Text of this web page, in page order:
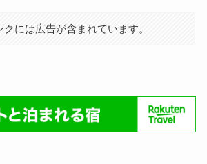
には広告が含まれています。